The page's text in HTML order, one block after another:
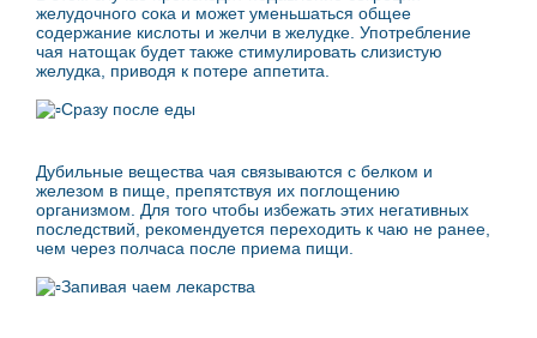
желудочного сока и может уменьшаться общее
содержание кислоты и желчи в желудке. Употребление
чая натощак будет также стимулировать слизистую
желудка, приводя к потере аппетита.
Сразу после еды
Дубильные вещества чая связываются с белком и
железом в пище, препятствуя их поглощению
организмом. Для того чтобы избежать этих негативных
последствий, рекомендуется переходить к чаю не ранее,
чем через полчаса после приема пищи.
Запивая чаем лекарства